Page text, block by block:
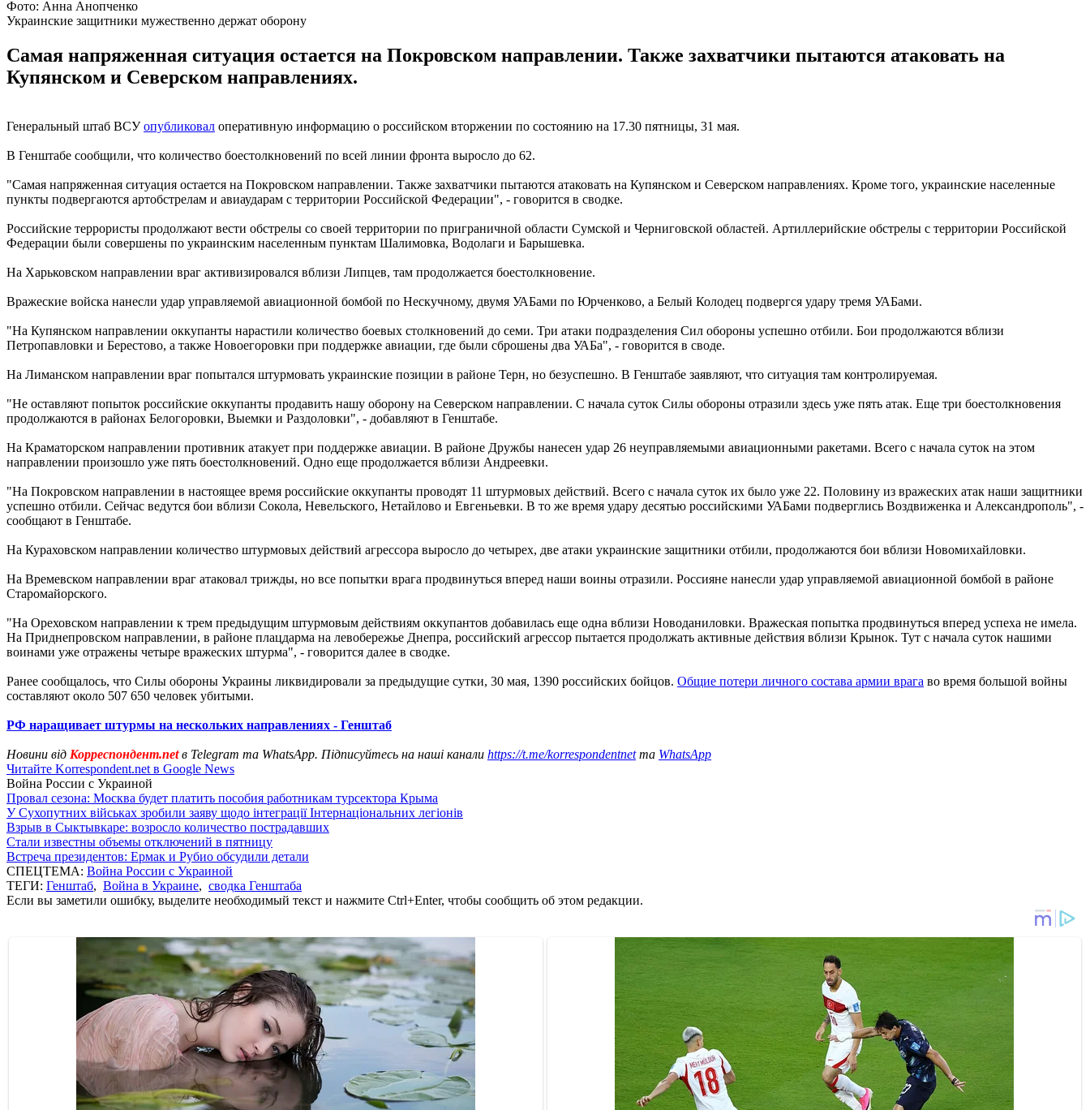
Фото: Анна Анопченко
Украинские защитники мужественно держат оборону
Самая напряженная ситуация остается на Покровском направлении. Также захватчики пытаются атаковать на
Купянском и Северском направлениях.
Генеральный штаб ВСУопубликовал оперативную информацию о российском вторжении по состоянию на 17.30 пятницы, 31 мая.
В Генштабе сообщили, что количество боестолкновений по всей линии фронта выросло до 62.
"Самая напряженная ситуация остается на Покровском направлении. Также захватчики пытаются атаковать на Купянском и Северском направлениях. Кроме того, украинские населенные
пункты подвергаются артобстрелам и авиаударам с территории Российской Федерации", - говорится в сводке.
Российские террористы продолжают вести обстрелы со своей территории по приграничной области Сумской и Черниговской областей. Артиллерийские обстрелы с территории Российской
Федерации были совершены по украинским населенным пунктам Шалимовка, Водолаги и Барышевка.
На Харьковском направлении враг активизировался вблизи Липцев, там продолжается боестолкновение.
Вражеские войска нанесли удар управляемой авиационной бомбой по Нескучному, двумя УАБами по Юрченково, а Белый Колодец подвергся удару тремя УАБами.
"На Купянском направлении оккупанты нарастили количество боевых столкновений до семи. Три атаки подразделения Сил обороны успешно отбили. Бои продолжаются вблизи
Петропавловки и Берестово, а также Новоегоровки при поддержке авиации, где были сброшены два УАБа", - говорится в своде.
На Лиманском направлении враг попытался штурмовать украинские позиции в районе Терн, но безуспешно. В Генштабе заявляют, что ситуация там контролируемая.
"Не оставляют попыток российские оккупанты продавить нашу оборону на Северском направлении. С начала суток Силы обороны отразили здесь уже пять атак. Еще три боестолкновения
продолжаются в районах Белогоровки, Выемки и Раздоловки", - добавляют в Генштабе.
На Краматорском направлении противник атакует при поддержке авиации. В районе Дружбы нанесен удар 26 неуправляемыми авиационными ракетами. Всего с начала суток на этом
направлении произошло уже пять боестолкновений. Одно еще продолжается вблизи Андреевки.
"На Покровском направлении в настоящее время российские оккупанты проводят 11 штурмовых действий. Всего с начала суток их было уже 22. Половину из вражеских атак наши защитники
успешно отбили. Сейчас ведутся бои вблизи Сокола, Невельского, Нетайлово и Евгеньевки. В то же время удару десятью российскими УАБами подверглись Воздвиженка и Александрополь", -
сообщают в Генштабе.
На Кураховском направлении количество штурмовых действий агрессора выросло до четырех, две атаки украинские защитники отбили, продолжаются бои вблизи Новомихайловки.
На Времевском направлении враг атаковал трижды, но все попытки врага продвинуться вперед наши воины отразили. Россияне нанесли удар управляемой авиационной бомбой в районе
Старомайорского.
"На Ореховском направлении к трем предыдущим штурмовым действиям оккупантов добавилась еще одна вблизи Новоданиловки. Вражеская попытка продвинуться вперед успеха не имела.
На Приднепровском направлении, в районе плацдарма на левобережье Днепра, российский агрессор пытается продолжать активные действия вблизи Крынок. Тут с начала суток нашими
воинами уже отражены четыре вражеских штурма", - говорится далее в сводке.
Ранее сообщалось, что Силы обороны Украины ликвидировали за предыдущие сутки, 30 мая, 1390 российских бойцов. Общие потери личного состава армии врага во время большой войны
составляют около 507 650 человек убитыми.
РФ наращивает штурмы на нескольких направлениях - Генштаб
Новини від Корреспондент.netв Telegram та WhatsApp. Підписуйтесь на наші канали https://t.me/korrespondentnetта WhatsApp
Читайте Korrespondent.net в Google News
Война России с Украиной
Провал сезона: Москва будет платить пособия работникам турсектора Крыма
У Сухопутних військах зробили заяву щодо інтеграції Інтернаціональних легіонів
Взрыв в Сыктывкаре: возросло количество пострадавших
Стали известны объемы отключений в пятницу
Встреча президентов: Ермак и Рубио обсудили детали
СПЕЦТЕМА: Война России с Украиной
ТЕГИ: Генштаб, Война в Украине, сводка Генштаба
Если вы заметили ошибку, выделите необходимый текст и нажмите Ctrl+Enter, чтобы сообщить об этом редакции.